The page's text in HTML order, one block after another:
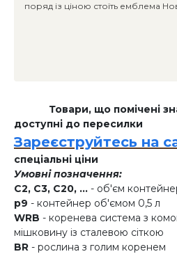
поряд із ціною стоїть емблема
Товари, що помічені
доступні до пересилки
Зареєструйтесь на
спеціальні ціни
Умовні позначення:
C2, C3, C20, ... - об'єм
p9 - контейнер об'ємом 0,5 л
WRB - коренева система з
мішковину із сталевою сіткою
BR - рослина з голим коренем